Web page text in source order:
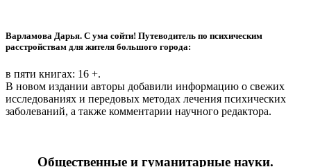
Варламова Дарья. С ума сойти! Путеводитель по психическим
расстройствам для жителя большого города:
в пяти книгах: 16 +.
В новом издании авторы добавили информацию о свежих
исследованиях и передовых методах лечения психических
заболеваний, а также комментарии научного редактора.
Общественные и гуманитарные науки.